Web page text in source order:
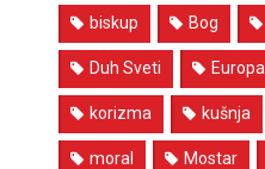
biskup Bog
Duh Sveti Europa
korizma kušnja
moral Mostar